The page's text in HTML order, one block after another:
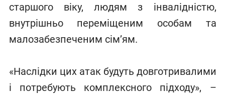
старшого віку, людям з інвалідністю,
внутрішньо переміщеним особам та
малозабезпеченим сім’ям.
«Наслідки цих атак будуть довготривалими
і потребують комплексного підходу», –